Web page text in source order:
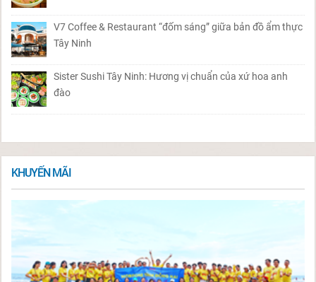
V7 Coffee & Restaurant “đốm sáng” giữa bản đồ ẩm thực
Tây Ninh
Sister Sushi Tây Ninh: Hương vị chuẩn của xứ hoa anh
đào
KHUYẾN MÃI